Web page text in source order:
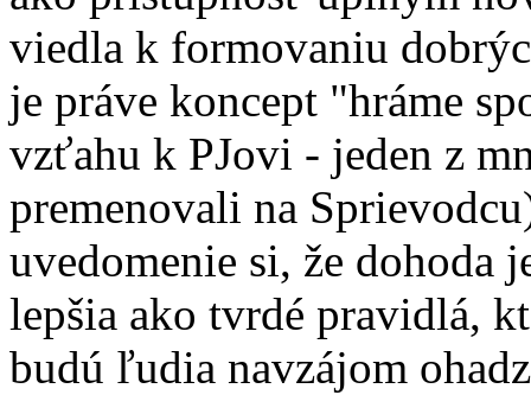
viedla k formovaniu
je práve koncept "hráme
vzťahu k PJovi - jeden z
premenovali na
uvedomenie si, že dohoda
lepšia ako tvrdé pravidlá,
budú ľudia navzájom